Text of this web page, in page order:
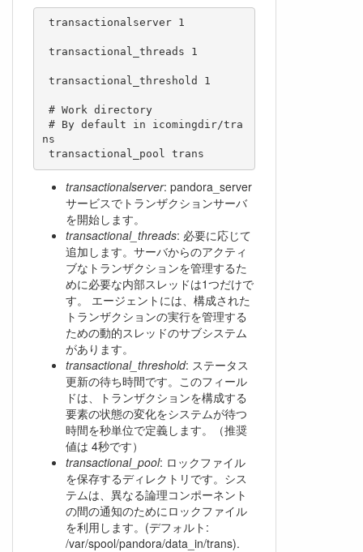
ns
transactionalserver: pandora_server
サービスでトランザクションサーバ
を開始します。
transactional_threads: 必要に応じて
追加します。サーバからのアクティ
ブなトランザクションを管理するた
めに必要な内部スレッドは1つだけで
す。 エージェントには、構成された
トランザクションの実行を管理する
ための動的スレッドのサブシステム
があります。
transactional_threshold: ステータス
更新の待ち時間です。このフィール
ドは、トランザクションを構成する
要素の状態の変化をシステムが待つ
時間を秒単位で定義します。（推奨
値は 4秒です）
transactional_pool: ロックファイル
を保存するディレクトリです。シス
テムは、異なる論理コンポーネント
の間の通知のためにロックファイル
を利用します。(デフォルト:
/var/spool/pandora/data_in/trans).